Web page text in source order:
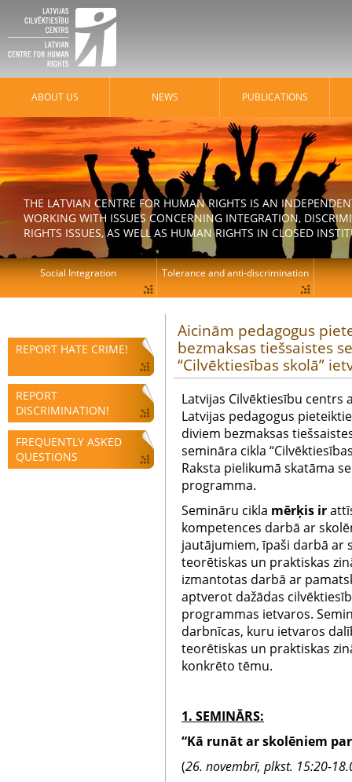
REPORT HATE CRIME!
REPORT
DISCRIMINATION!
FREQUENTLY ASKED
QUESTIONS
Aicinām pedagogus
bezmaksas tiešsaistes
“Cilvēktiesības skolā”
Latvijas Cilvēktiesību centrs
Latvijas pedagogus
diviem bezmaksas
semināra cikla
Raksta pielikumā skatāma
programma.
Semināru cikla mērķis ir
kompetences darbā ar
jautājumiem, īpaši darbā ar
teorētiskas un praktiskas
izmantotas darbā ar
aptverot dažādas
programmas ietvaros.
darbnīcas, kuru ietvaros
teorētiskas un praktiskas
konkrēto tēmu.
1. SEMINĀRS:
“Kā runāt ar skolēniem
(26. novembrī, plkst. 15:20-
ABOUT US NEWS PUBLICATIONS
THE LATVIAN CENTRE FOR HUMAN RIGHTS IS AN
WORKING WITH ISSUES CONCERNING INTEGRATION,
RIGHTS ISSUES, AS WELL AS HUMAN RIGHTS IN CLOSED
Social Integration Tolerance and anti-discrimination